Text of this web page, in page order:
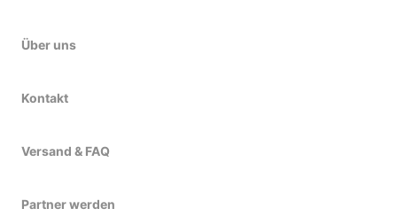
Über uns
Kontakt
Versand & FAQ
Partner werden